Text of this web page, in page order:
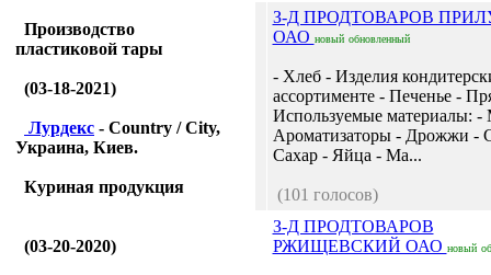
Производство
пластиковой тары
(03-18-2021)
Лурдекс - Country / City,
Украина, Киев.
Куриная продукция
(03-20-2020)
З-Д ПРОДТОВАРОВ
ОАО новый обновленный
- Хлеб - Изделия
ассортименте - Печенье -
Используемые материалы: -
Ароматизаторы - Дрожжи -
Сахар - Яйца - Ма...
(101 голосов)
З-Д ПРОДТОВАРОВ
РЖИЩЕВСКИЙ ОАО новый